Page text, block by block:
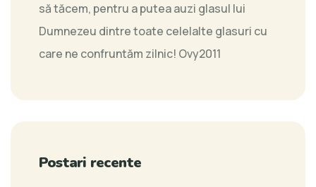
să tăcem, pentru a putea auzi glasul lui
Dumnezeu dintre toate celelalte glasuri cu
care ne confruntăm zilnic! Ovy2011
Postari recente